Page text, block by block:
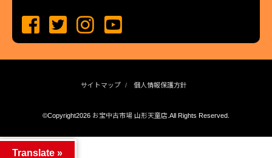
サイトマップ 個人情報保護方針
©Copyright2026 お宝中古市場 山形天童店.All Rights Reserved.
Translate »